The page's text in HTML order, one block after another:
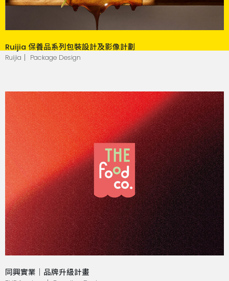
Ruijia 保養品系列包裝設計及影像計劃
Ruijia｜ Package Design
同興實業｜品牌升級計畫